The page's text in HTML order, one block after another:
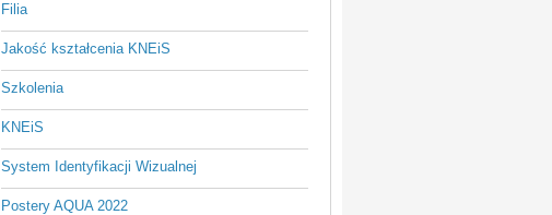
Filia
Jakość kształcenia KNEiS
Szkolenia
KNEiS
System Identyfikacji Wizualnej
Postery AQUA 2022